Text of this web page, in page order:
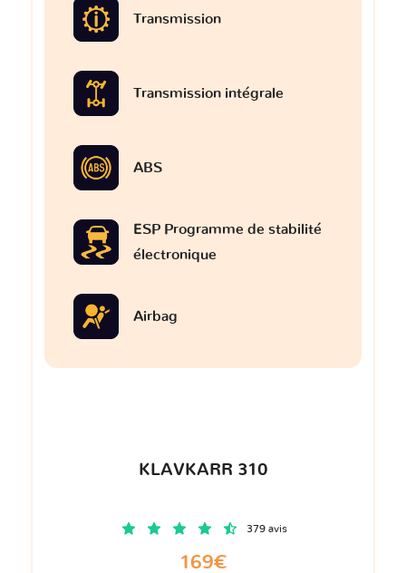
Transmission
Transmission intégrale
ABS
ESP Programme de stabilité
électronique
Airbag
KLAVKARR 310
379 avis
169€